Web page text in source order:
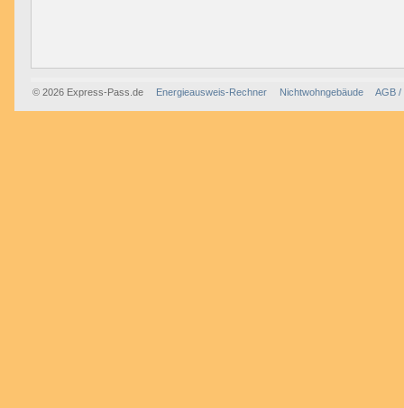
© 2026 Express-Pass.de Energieausweis-Rechner Nichtwohngebäude AGB